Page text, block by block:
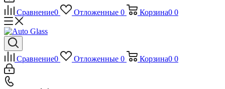
Сравнение0 Отложенные 0 Корзина0 0
Сравнение0 Отложенные 0 Корзина0 0